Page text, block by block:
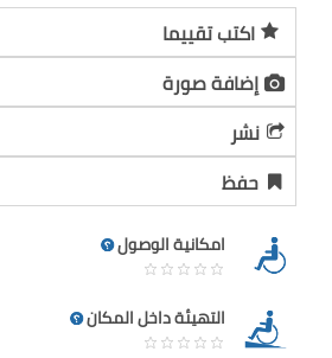
اكتب تقييما
إضافة صورة
نشر
حفظ
امكانية الوصول
التهيئة داخل المكان